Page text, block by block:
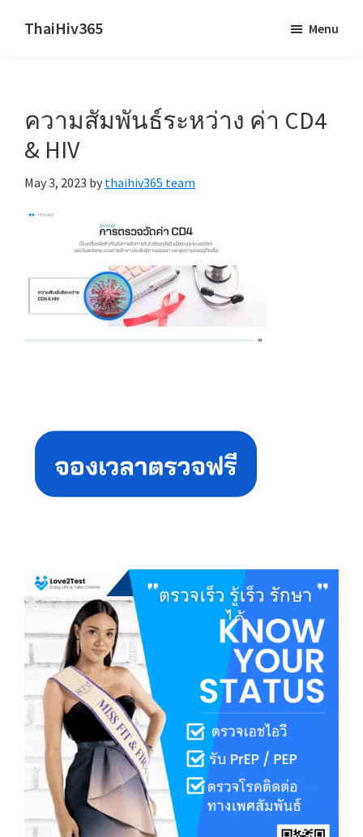
ThaiHiv365
behind.
Menu
ความสัมพันธ์ระหว่าง ค่า CD4
& HIV
May 3, 2023 by thaihiv365 team
Sidebar